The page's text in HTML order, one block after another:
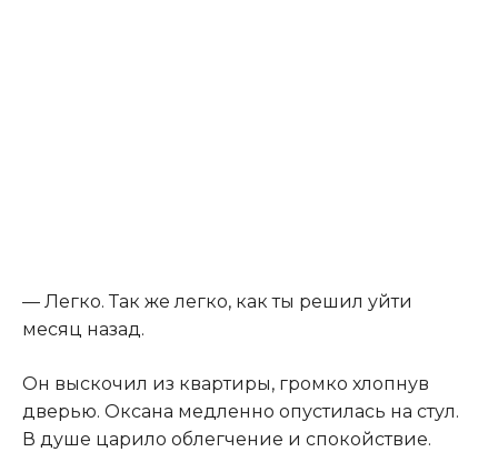
— Легко. Так же легко, как ты решил уйти
месяц назад.
Он выскочил из квартиры, громко хлопнув
дверью. Оксана медленно опустилась на стул.
В душе царило облегчение и спокойствие.